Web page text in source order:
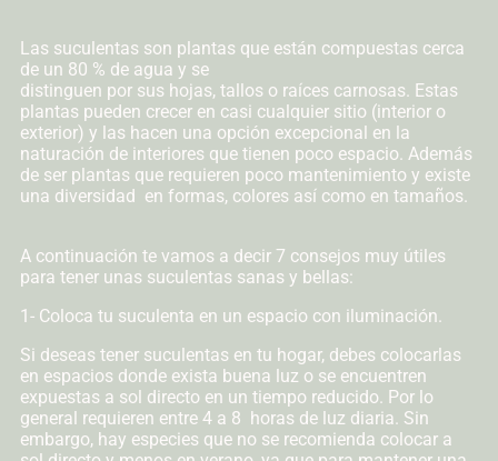
Las suculentas son plantas que están compuestas cerca
de un 80 % de agua y se
distinguen por sus hojas, tallos o raíces carnosas. Estas
plantas pueden crecer en casi cualquier sitio (interior o
exterior) y las hacen una opción excepcional en la
naturación de interiores que tienen poco espacio. Además
de ser plantas que requieren poco mantenimiento y existe
una diversidad en formas, colores así como en tamaños.
A continuación te vamos a decir 7 consejos muy útiles
para tener unas suculentas sanas y bellas:
1- Coloca tu suculenta en un espacio con iluminación.
Si deseas tener suculentas en tu hogar, debes colocarlas
en espacios donde exista buena luz o se encuentren
expuestas a sol directo en un tiempo reducido. Por lo
general requieren entre 4 a 8 horas de luz diaria. Sin
embargo, hay especies que no se recomienda colocar a